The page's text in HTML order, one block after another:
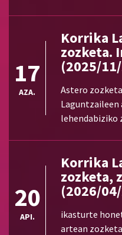
17
AZA.
Korrika
zozketa.
(2025/
Astero
Laguntzaileen
lehendabiziko
20
API.
Korrika
zozketa,
(2026/
ikasturte
artean